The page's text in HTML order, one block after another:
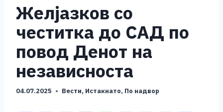
Желјазков со
честитка до САД по
повод Денот на
независноста
04.07.2025 Вести, Истакнато, По надвор